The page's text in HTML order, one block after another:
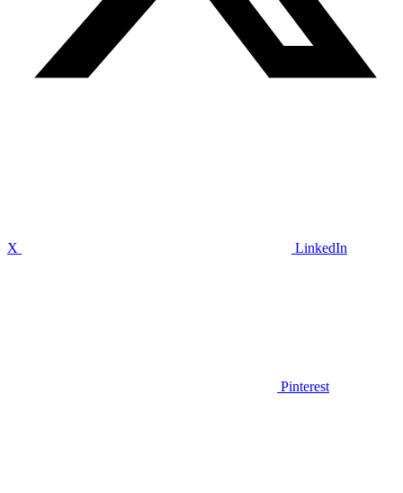
X LinkedIn
Pinterest